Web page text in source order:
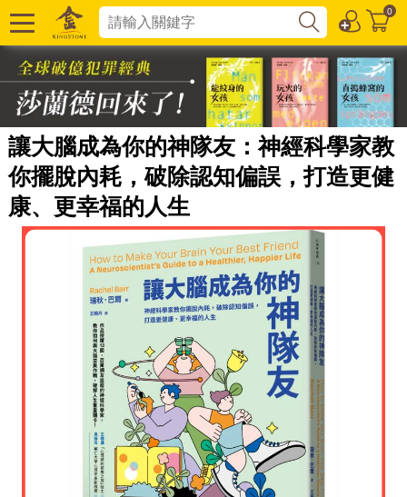
0
讓大腦成為你的神隊友：神經科學家教
你擺脫內耗，破除認知偏誤，打造更健
康、更幸福的人生